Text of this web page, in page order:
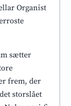
Organist
sætter
frem, der
storslået